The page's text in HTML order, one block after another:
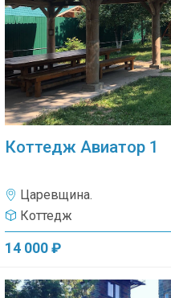
Коттедж Авиатор 1
Царевщина.
Коттедж
14 000 ₽